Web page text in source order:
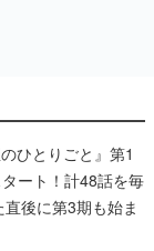
ひとりごと』第1
ート！計48話を毎
後に第3期も始ま